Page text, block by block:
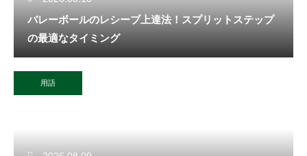
バレーボールのレシーブ上達法！スプリットステップ
の最適なタイミング
用語